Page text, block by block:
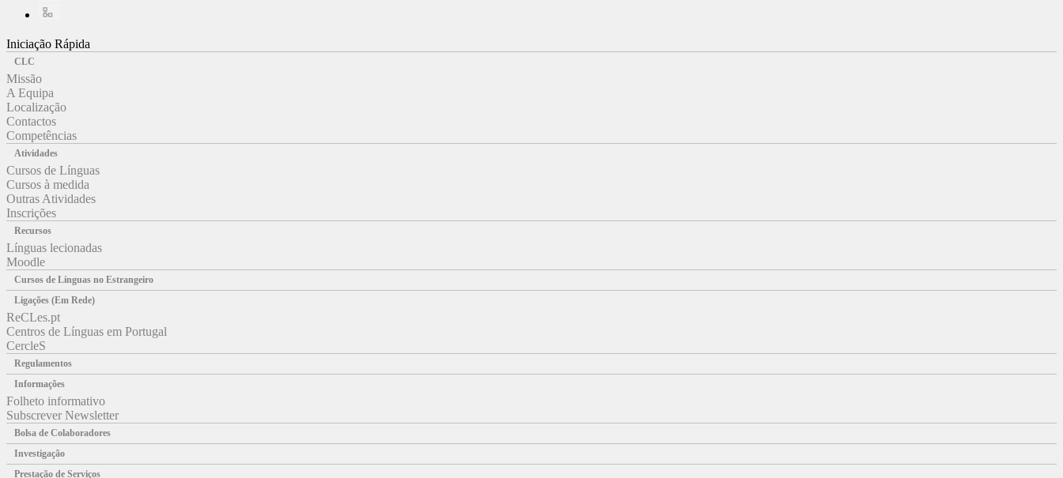
Iniciação Rápida
CLC
Missão
A Equipa
Localização
Contactos
Competências
Atividades
Cursos de Línguas
Cursos à medida
Outras Atividades
Inscrições
Recursos
Línguas lecionadas
Moodle
Cursos de Línguas no Estrangeiro
Ligações (Em Rede)
ReCLes.pt
Centros de Línguas em Portugal
CercleS
Regulamentos
Informações
Folheto informativo
Subscrever Newsletter
Bolsa de Colaboradores
Investigação
Prestação de Serviços